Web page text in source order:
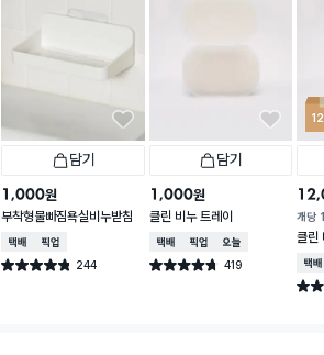
담기
1,000원
부착형물빠짐욕실비누받침
택배배송매장픽업
별점 4.8점 244
건 작성
담기
1,000원
클린 비누 트레이
택배배송매장픽업오늘배송
별점 4.7점 419
건 작성
개당
클린
택배
별점